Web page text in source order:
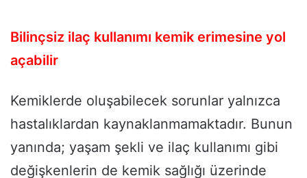
Bilinçsiz ilaç kullanımı kemik erimesine yol
açabilir
Kemiklerde oluşabilecek sorunlar yalnızca
hastalıklardan kaynaklanmamaktadır. Bunun
yanında; yaşam şekli ve ilaç kullanımı gibi
değişkenlerin de kemik sağlığı üzerinde